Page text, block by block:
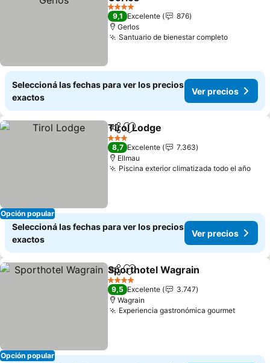
4 Estrellas
9,1 Excelente
876
Gerlos
Santuario de bienestar completo
Seleccioná las fechas para ver los precios
exactos
Ver precios
Opción popular
Compartir
Añadir a favoritos
Tirol Lodge
3 Estrellas
8,7 Excelente
7.363
Ellmau
Piscina exterior climatizada todo el año
Seleccioná las fechas para ver los precios
exactos
Ver precios
Opción popular
CompartirAñadir a favoritos
Sporthotel Wagrain
4 Estrellas
9,5 Excelente
3.747
Wagrain
Experiencia gastronómica gourmet